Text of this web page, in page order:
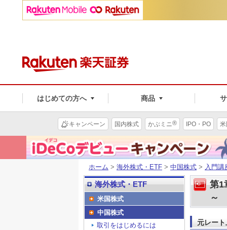
はじめての方へ 商品
キャンペーン 国内株式 かぶミニ® IPO・PO
ホーム > 海外株式・ETF > 中国株式 > 入門講
第1
～
元レー
海外株式・ETF
米国株式
中国株式
取引をはじめるには